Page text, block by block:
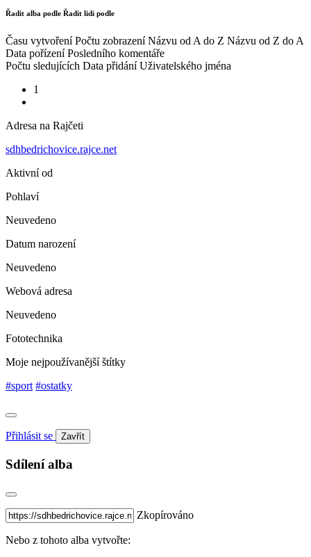
Řadit alba podle Řadit lidi podle
Času vytvoření Počtu zobrazení Názvu od A do Z Názvu od Z do A
Data pořízení Posledního komentáře
Počtu sledujících Data přidání Uživatelského jména
1
Adresa na Rajčeti
sdhbedrichovice.rajce.net
Aktivní od
Pohlaví
Neuvedeno
Datum narození
Neuvedeno
Webová adresa
Neuvedeno
Fototechnika
Moje nejpoužívanější štítky
#sport #ostatky
Přihlásit se Zavřít
Sdílení alba
Zkopírováno
Nebo z tohoto alba vytvořte: